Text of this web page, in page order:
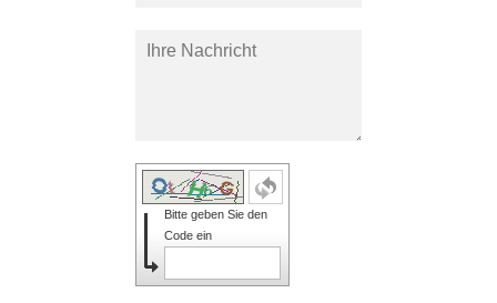
Bitte geben Sie den
Code ein